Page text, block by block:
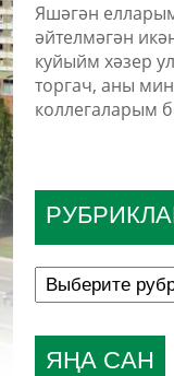
Яшәгән
әйтелмәгән
куйыйм хәзер
торгач, аны
коллегаларым
ЯҢА САН